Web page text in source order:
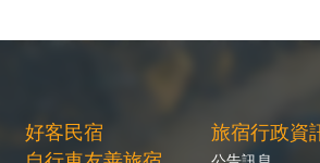
好客民宿
旅宿行政資